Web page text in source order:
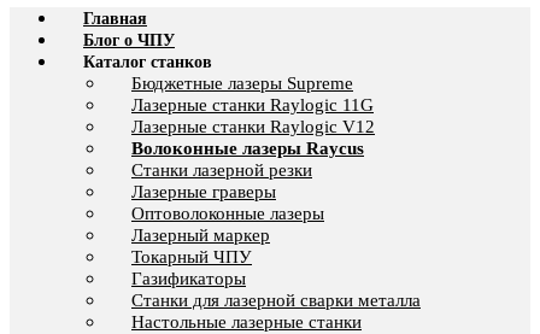
Главная
Блог о ЧПУ
Каталог станков
Бюджетные лазеры Supreme
Лазерные станки Raylogic 11G
Лазерные станки Raylogic V12
Волоконные лазеры Raycus
Станки лазерной резки
Лазерные граверы
Оптоволоконные лазеры
Лазерный маркер
Токарный ЧПУ
Газификаторы
Cтанки для лазерной сварки металла
Настольные лазерные станки